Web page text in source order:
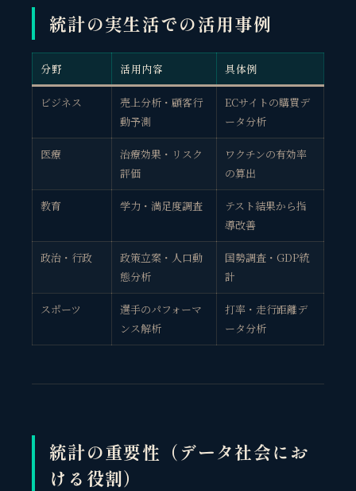
統計の実生活での活用事例
分野 活用内容 具体例
ビジネス
売上分析・顧客行
動予測
ECサイトの購買デ
ータ分析
医療
治療効果・リスク
評価
ワクチンの有効率
の算出
教育 学力・満足度調査
テスト結果から指
導改善
政治・行政
政策立案・人口動
態分析
国勢調査・GDP統
計
スポーツ
選手のパフォーマ
ンス解析
打率・走行距離デ
ータ分析
統計の重要性（データ社会にお
ける役割）